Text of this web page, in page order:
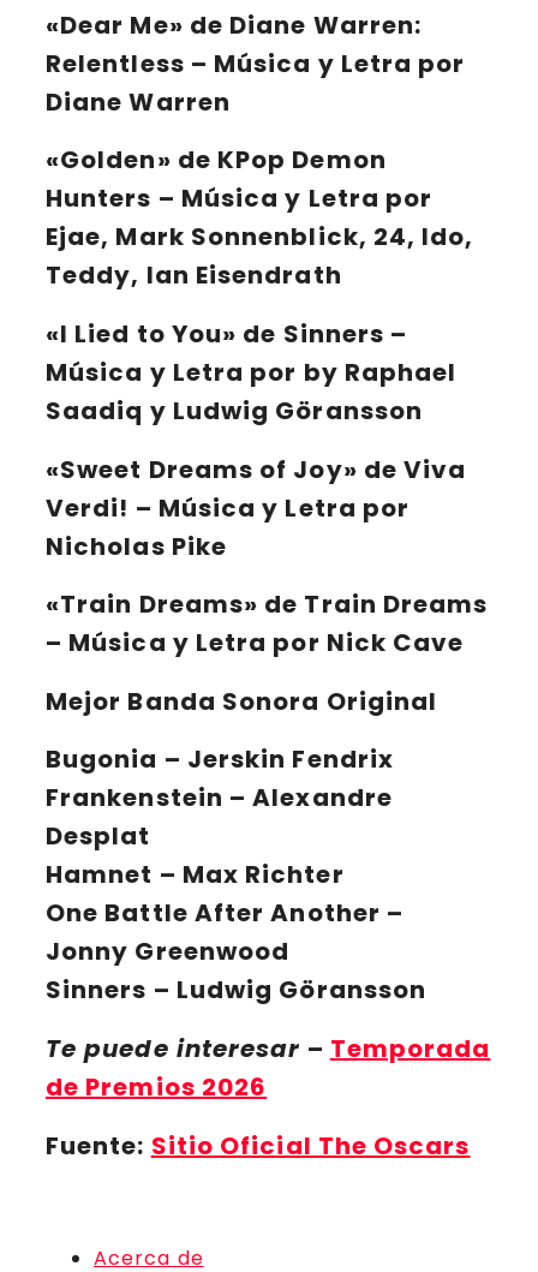
«Dear Me» de Diane Warren:
Relentless – Música y Letra por
Diane Warren
«Golden» de KPop Demon
Hunters – Música y Letra por
Ejae, Mark Sonnenblick, 24, Ido,
Teddy, Ian Eisendrath
«I Lied to You» de Sinners –
Música y Letra por by Raphael
Saadiq y Ludwig Göransson
«Sweet Dreams of Joy» de Viva
Verdi! – Música y Letra por
Nicholas Pike
«Train Dreams» de Train Dreams
– Música y Letra por Nick Cave
Mejor Banda Sonora Original
Bugonia – Jerskin Fendrix
Frankenstein – Alexandre
Desplat
Hamnet – Max Richter
One Battle After Another –
Jonny Greenwood
Sinners – Ludwig Göransson
Te puede interesar – Temporada
de Premios 2026
Fuente: Sitio Oficial The Oscars
Acerca de